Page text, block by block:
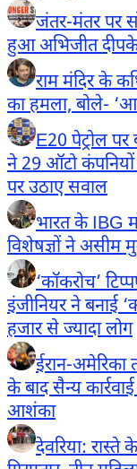
जंतर-मंतर पर
हुआ अभिजीत
राम मंदिर के
का हमला, बोले-
E20 पेट्रोल
ने 29 ऑटो
पर उठाए सवाल
भारत के IBG
विशेषज्ञों ने असीम
‘कॉकरोच’
इंजीनियर ने बनाई
हजार से ज्यादा लोग
ईरान-अमेरिका
के बाद सैन्य
आशंका
देवरिया: